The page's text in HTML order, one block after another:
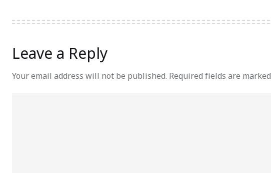
Leave a Reply
Your email address will not be published. Required fields are marked